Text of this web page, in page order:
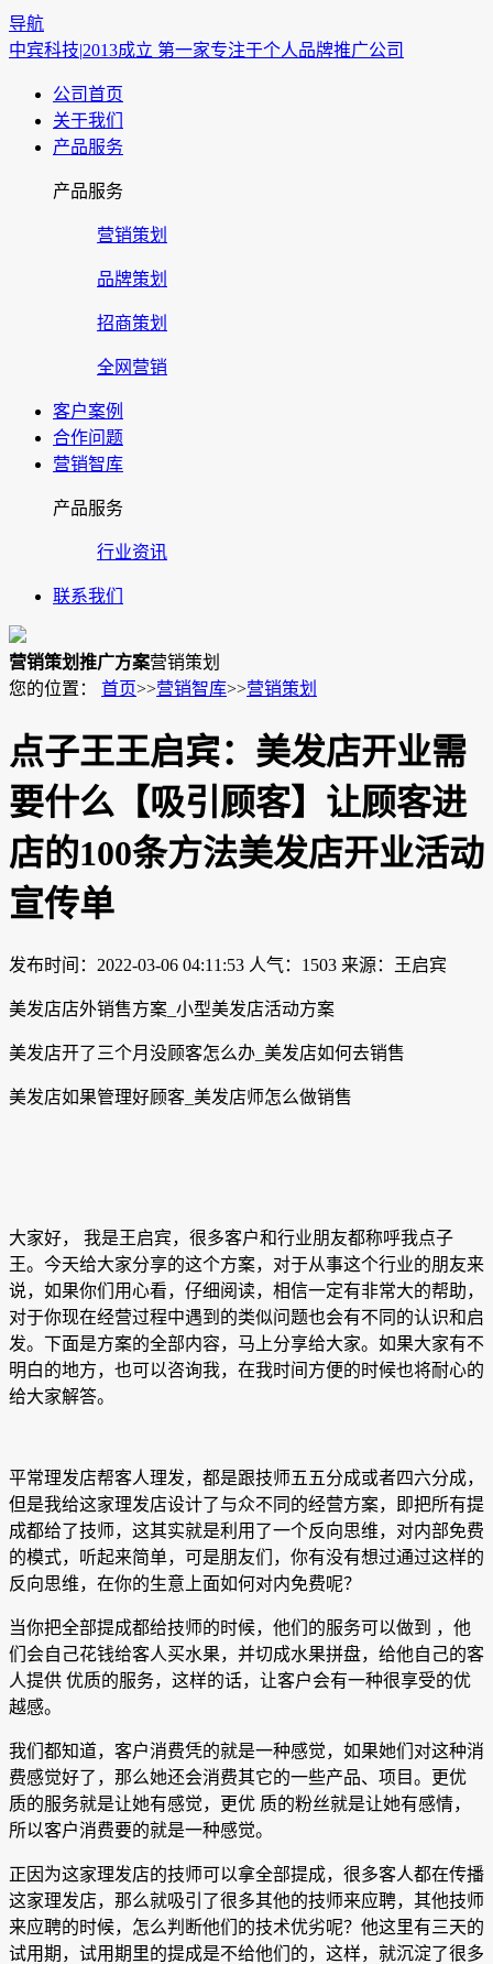
导航
中宾科技|2013成立 第一家专注于个人品牌推广公司
公司首页
关于我们
产品服务
产品服务
营销策划
品牌策划
招商策划
全网营销
客户案例
合作问题
营销智库
产品服务
行业资讯
联系我们
营销策划推广方案营销策划
您的位置：
首页>>营销智库>>营销策划
点子王王启宾：美发店开业需
要什么【吸引顾客】让顾客进
店的100条方法美发店开业活动
宣传单
发布时间：2022-03-06 04:11:53 人气：1503 来源：王启宾
美发店店外销售方案_小型美发店活动方案
美发店开了三个月没顾客怎么办_美发店如何去销售
美发店如果管理好顾客_美发店师怎么做销售
大家好， 我是王启宾，很多客户和行业朋友都称呼我点子
王。今天给大家分享的这个方案，对于从事这个行业的朋友来
说，如果你们用心看，仔细阅读，相信一定有非常大的帮助，
对于你现在经营过程中遇到的类似问题也会有不同的认识和启
发。下面是方案的全部内容，马上分享给大家。如果大家有不
明白的地方，也可以咨询我，在我时间方便的时候也将耐心的
给大家解答。
平常理发店帮客人理发，都是跟技师五五分成或者四六分成，
但是我给这家理发店设计了与众不同的经营方案，即把所有提
成都给了技师，这其实就是利用了一个反向思维，对内部免费
的模式，听起来简单，可是朋友们，你有没有想过通过这样的
反向思维，在你的生意上面如何对内免费呢？
当你把全部提成都给技师的时候，他们的服务可以做到 ，他
们会自己花钱给客人买水果，并切成水果拼盘，给他自己的客
人提供 优质的服务，这样的话，让客户会有一种很享受的优
越感。
我们都知道，客户消费凭的就是一种感觉，如果她们对这种消
费感觉好了，那么她还会消费其它的一些产品、项目。更优
质的服务就是让她有感觉，更优 质的粉丝就是让她有感情，
所以客户消费要的就是一种感觉。
正因为这家理发店的技师可以拿全部提成，很多客人都在传播
这家理发店，那么就吸引了很多其他的技师来应聘，其他技师
来应聘的时候，怎么判断他们的技术优劣呢？他这里有三天的
试用期，试用期里的提成是不给他们的，这样，就沉淀了很多